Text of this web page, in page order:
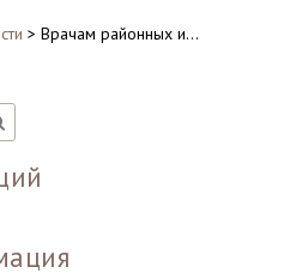
> Врачам районных и…